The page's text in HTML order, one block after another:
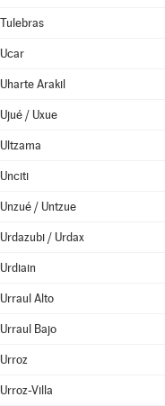
Tulebras
Ucar
Uharte Arakil
Ujué / Uxue
Ultzama
Unciti
Unzué / Untzue
Urdazubi / Urdax
Urdiain
Urraul Alto
Urraul Bajo
Urroz
Urroz-Villa